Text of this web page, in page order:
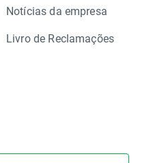
Notícias da empresa
Livro de Reclamações